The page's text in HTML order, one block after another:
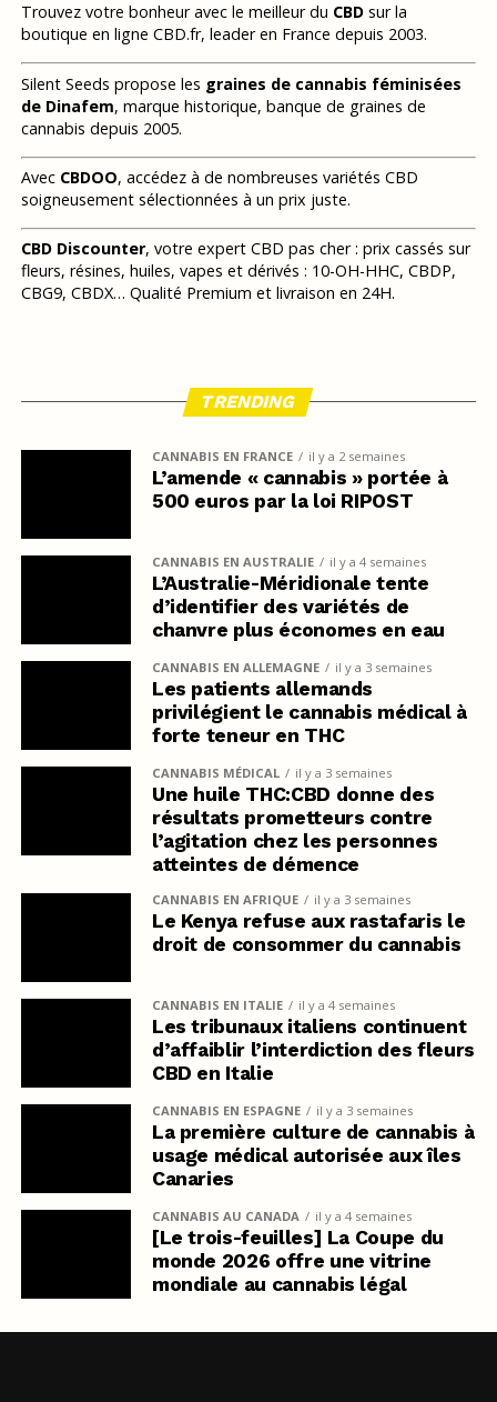
Trouvez votre bonheur avec le meilleur du CBDsur la
boutique en ligne CBD.fr, leader en France depuis 2003.
Silent Seeds propose les graines de cannabis féminisées
de Dinafem, marque historique, banque de graines de
cannabis depuis 2005.
Avec CBDOO, accédez à de nombreuses variétés CBD
soigneusement sélectionnées à un prix juste.
CBD Discounter, votre expert CBD pas cher : prix cassés sur
fleurs, résines, huiles, vapes et dérivés : 10-OH-HHC, CBDP,
CBG9, CBDX… Qualité Premium et livraison en 24H.
TRENDING
CANNABIS EN FRANCE il y a 2 semaines
L’amende « cannabis » portée à
500 euros par la loi RIPOST
CANNABIS EN AUSTRALIE il y a 4 semaines
L’Australie-Méridionale tente
d’identifier des variétés de
chanvre plus économes en eau
CANNABIS EN ALLEMAGNE il y a 3 semaines
Les patients allemands
privilégient le cannabis médical à
forte teneur en THC
CANNABIS MÉDICAL il y a 3 semaines
Une huile THC:CBD donne des
résultats prometteurs contre
l’agitation chez les personnes
atteintes de démence
CANNABIS EN AFRIQUE il y a 3 semaines
Le Kenya refuse aux rastafaris le
droit de consommer du cannabis
CANNABIS EN ITALIE il y a 4 semaines
Les tribunaux italiens continuent
d’affaiblir l’interdiction des fleurs
CBD en Italie
CANNABIS EN ESPAGNE il y a 3 semaines
La première culture de cannabis à
usage médical autorisée aux îles
Canaries
CANNABIS AU CANADA il y a 4 semaines
[Le trois-feuilles] La Coupe du
monde 2026 offre une vitrine
mondiale au cannabis légal